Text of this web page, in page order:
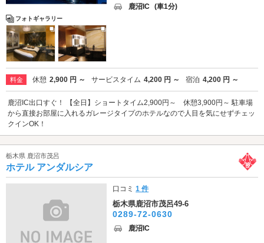
フォトギャラリー
鹿沼IC (車1分)
料金 休憩 2,900 円 ～ サービスタイム 4,200 円 ～ 宿泊 4,200 円 ～
鹿沼IC出口すぐ！ 【全日】ショートタイム2,900円～ 休憩3,900円～ 駐車場
から直接お部屋に入れるガレージタイプのホテルなので人目を気にせずチェッ
クインOK！
栃木県 鹿沼市茂呂
ホテル アンダルシア
口コミ1 件
栃木県鹿沼市茂呂49-6
0289-72-0630
鹿沼IC